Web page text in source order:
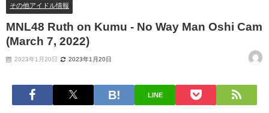
その他アイドル情報
MNL48 Ruth on Kumu - No Way Man Oshi Cam
(March 7, 2022)
2023年1月20日 2023年1月20日
LINE